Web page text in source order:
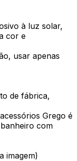
à luz solar,
cor e
usar apenas
de fábrica,
Grego é
com
imagem)